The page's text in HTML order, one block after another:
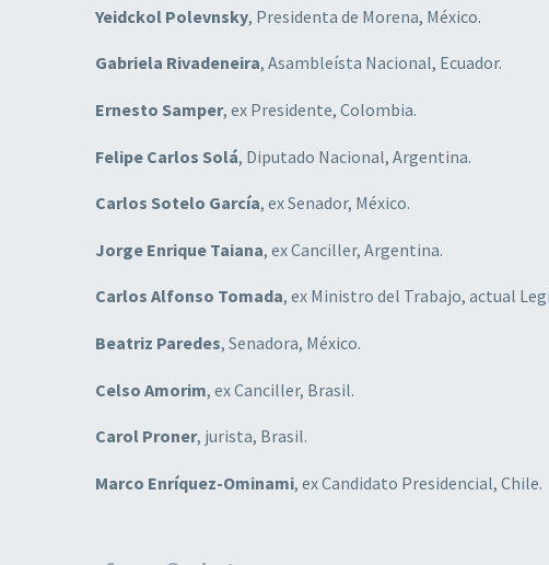
Yeidckol Polevnsky, Presidenta de Morena, México.
Gabriela Rivadeneira, Asambleísta Nacional, Ecuador.
Ernesto Samper, ex Presidente, Colombia.
Felipe Carlos Solá, Diputado Nacional, Argentina.
Carlos Sotelo García, ex Senador, México.
Jorge Enrique Taiana, ex Canciller, Argentina.
Carlos Alfonso Tomada, ex Ministro del Trabajo, actual
Beatriz Paredes, Senadora, México.
Celso Amorim, ex Canciller, Brasil.
Carol Proner, jurista, Brasil.
Marco Enríquez-Ominami, ex Candidato Presidencial, Chile.